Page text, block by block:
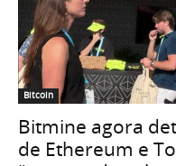
Bitcoin
Bitmine agora
de Ethereum e